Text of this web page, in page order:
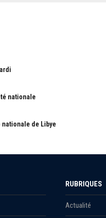
nationale
de Libye
RUBRIQUES
Actualité